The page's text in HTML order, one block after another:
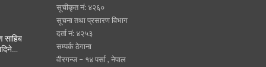
साहिब
सूचीकृत नं: ४२६०
सूचना तथा प्रसारण विभाग
दर्ता नं: ४२५३
सम्पर्क ठेगाना
वीरगन्ज – १४ पर्सा , नेपाल